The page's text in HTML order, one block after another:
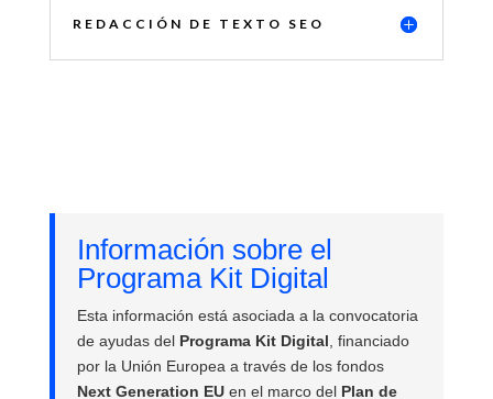
REDACCIÓN DE TEXTO SEO
Información sobre el
Programa Kit Digital
Esta información está asociada a la convocatoria
de ayudas del Programa Kit Digital , financiado
por la Unión Europea a través de los fondos
Next Generation EUen el marco del Plan de